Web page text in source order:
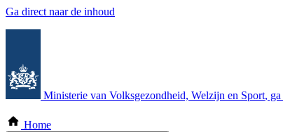
Ga direct naar de inhoud
Ministerie van Volksgezondheid, Welzijn en Sport,
Home